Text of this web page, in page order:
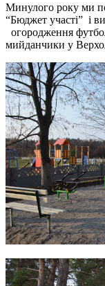
Минулого року ми
“Бюджет участі” і
огородження
мийданчики у